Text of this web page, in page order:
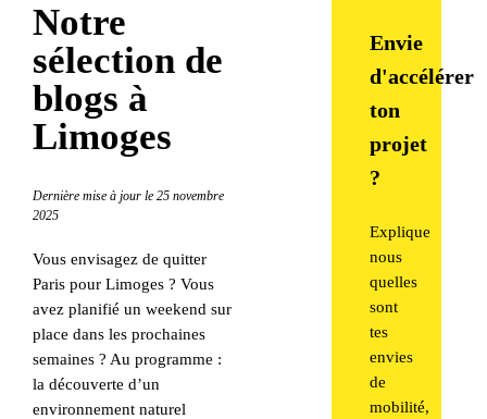
Notre
sélection de
blogs à
Limoges
Dernière mise à jour le 25 novembre
2025
Vous envisagez de quitter
Paris pour Limoges ? Vous
avez planifié un weekend sur
place dans les prochaines
semaines ? Au programme :
la découverte d’un
environnement naturel
Envie
d'accélérer
ton
projet
?
Explique
nous
quelles
sont
tes
envies
de
mobilité,